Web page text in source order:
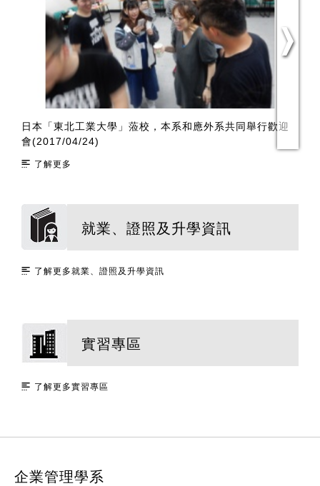
日本「東北工業大學」蒞校，本系和應外系共同舉行歡迎
會(2017/04/24)
了解更多
就業、證照及升學資訊
了解更多就業、證照及升學資訊
實習專區
了解更多實習專區
企業管理學系